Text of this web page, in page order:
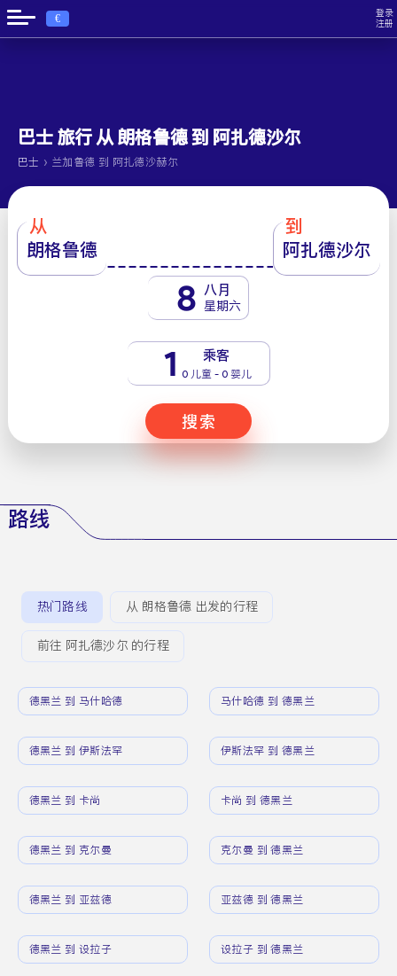
€
登录
注册
巴士 旅行 从 朗格鲁德 到 阿扎德沙尔
巴士 › 兰加鲁德 到 阿扎德沙赫尔
从
朗格鲁德
到
阿扎德沙尔
8 八月
星期六
1 乘客
0 儿童 - 0 婴儿
搜索
路线
热门路线 从 朗格鲁德 出发的行程
前往 阿扎德沙尔 的行程
德黑兰 到 马什哈德 马什哈德 到 德黑兰
德黑兰 到 伊斯法罕 伊斯法罕 到 德黑兰
德黑兰 到 卡尚 卡尚 到 德黑兰
德黑兰 到 克尔曼 克尔曼 到 德黑兰
德黑兰 到 亚兹德 亚兹德 到 德黑兰
德黑兰 到 设拉子 设拉子 到 德黑兰